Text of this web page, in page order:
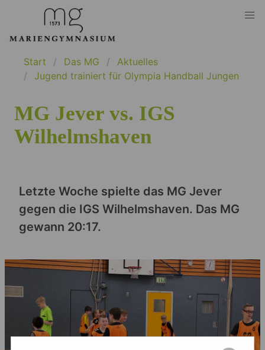
Start Das MG
Aktuelles
Jugend trainiert für Olympia Handball Jungen
MG Jever vs. IGS
Wilhelmshaven
Letzte Woche spielte das MG Jever
gegen die IGS Wilhelmshaven. Das MG
gewann 20:17.